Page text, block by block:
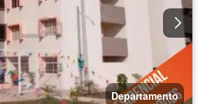
Departamento